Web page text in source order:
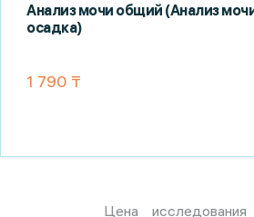
Анализ мочи общий (Анализ
осадка)
1 790 ₸
Цена